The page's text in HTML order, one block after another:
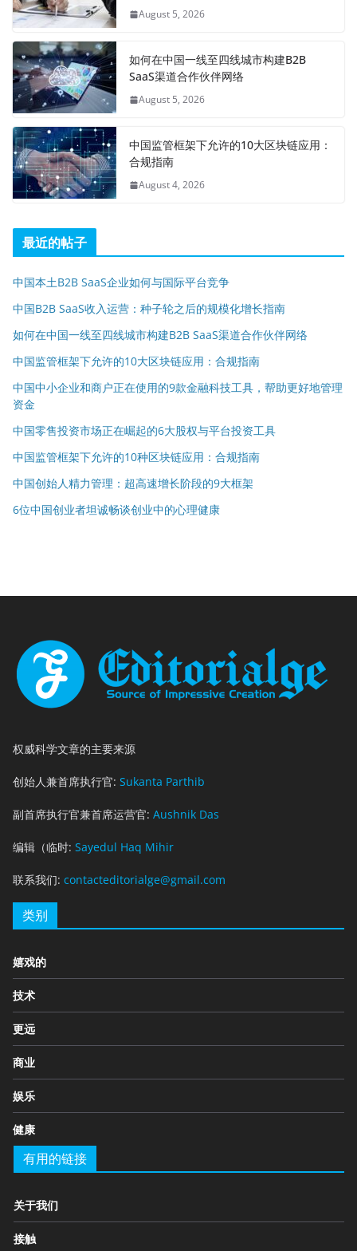
August 5, 2026
如何在中国一线至四线城市构建B2B
SaaS渠道合作伙伴网络
August 5, 2026
中国监管框架下允许的10大区块链应用：
合规指南
August 4, 2026
最近的帖子
中国本土B2B SaaS企业如何与国际平台竞争
中国B2B SaaS收入运营：种子轮之后的规模化增长指南
如何在中国一线至四线城市构建B2B SaaS渠道合作伙伴网络
中国监管框架下允许的10大区块链应用：合规指南
中国中小企业和商户正在使用的9款金融科技工具，帮助更好地管理
资金
中国零售投资市场正在崛起的6大股权与平台投资工具
中国监管框架下允许的10种区块链应用：合规指南
中国创始人精力管理：超高速增长阶段的9大框架
6位中国创业者坦诚畅谈创业中的心理健康
权威科学文章的主要来源
创始人兼首席执行官: Sukanta Parthib
副首席执行官兼首席运营官: Aushnik Das
编辑（临时: Sayedul Haq Mihir
联系我们: contacteditorialge@gmail.com
类别
嬉戏的
技术
更远
商业
娱乐
健康
有用的链接
关于我们
接触